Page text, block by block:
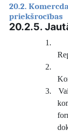
20.2.
priekšrocības
20.2.5.
1.
2.
3.